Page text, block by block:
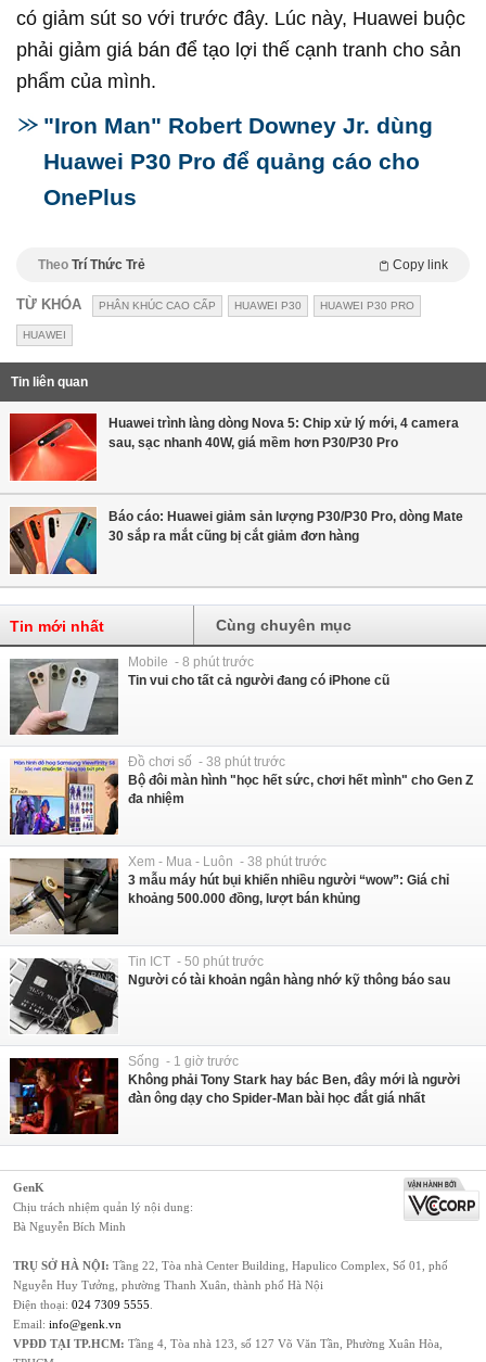
có giảm sút so với trước đây. Lúc này, Huawei buộc
phải giảm giá bán để tạo lợi thế cạnh tranh cho sản
phẩm của mình.
"Iron Man" Robert Downey Jr. dùng
Huawei P30 Pro để quảng cáo cho
OnePlus
Theo Trí Thức Trẻ Copy link
TỪ KHÓA PHÂN KHÚC CAO CẤP HUAWEI P30 HUAWEI P30 PRO
HUAWEI
Tin liên quan
Huawei trình làng dòng Nova 5: Chip xử lý mới, 4 camera
sau, sạc nhanh 40W, giá mềm hơn P30/P30 Pro
Báo cáo: Huawei giảm sản lượng P30/P30 Pro, dòng Mate
30 sắp ra mắt cũng bị cắt giảm đơn hàng
Tin mới nhất Cùng chuyên mục
Mobile - 8 phút trước
Tin vui cho tất cả người đang có iPhone cũ
Đồ chơi số - 38 phút trước
Bộ đôi màn hình "học hết sức, chơi hết mình" cho Gen Z
đa nhiệm
Xem - Mua - Luôn - 38 phút trước
3 mẫu máy hút bụi khiến nhiều người “wow”: Giá chỉ
khoảng 500.000 đồng, lượt bán khủng
Tin ICT - 50 phút trước
Người có tài khoản ngân hàng nhớ kỹ thông báo sau
Sống - 1 giờ trước
Không phải Tony Stark hay bác Ben, đây mới là người
đàn ông dạy cho Spider-Man bài học đắt giá nhất
GenK
Chịu trách nhiệm quản lý nội dung:
Bà Nguyễn Bích Minh
TRỤ SỞ HÀ NỘI: Tầng 22, Tòa nhà Center Building, Hapulico Complex, Số 01, phố
Nguyễn Huy Tưởng, phường Thanh Xuân, thành phố Hà Nội
Điện thoại: 024 7309 5555.
Email: info@genk.vn
VPĐD TẠI TP.HCM: Tầng 4, Tòa nhà 123, số 127 Võ Văn Tần, Phường Xuân Hòa,